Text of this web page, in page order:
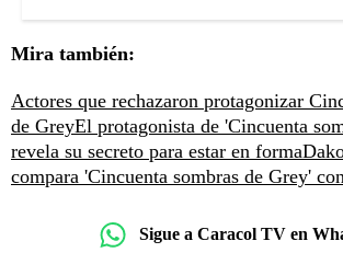
Mira también:
Actores que rechazaron protagonizar
de GreyEl protagonista de 'Cincuenta
revela su secreto para estar en forma
compara 'Cincuenta sombras de Grey'
Sigue a Caracol TV en